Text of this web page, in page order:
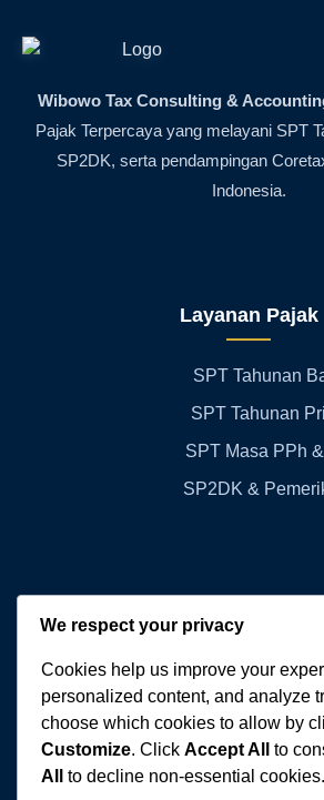
Wibowo Tax Consulting &
Pajak Terpercaya yang melayani SPT
SP2DK, serta pendampingan
Indonesia.
Layanan Pajak
SPT Tahunan
SPT Tahunan
SPT Masa PPh
SP2DK &
Kontak Kami
WA:+62 811-3060-
Email:
Alamat:Sidoarjo, Jawa
We respect your privacy
Cookies help us improve your
personalized content, and analyze
choose which cookies to allow by
Customize. Click Accept All to
All
to decline non-essential cookies.